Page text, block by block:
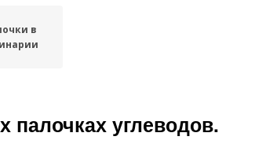
в
палочках углеводов.